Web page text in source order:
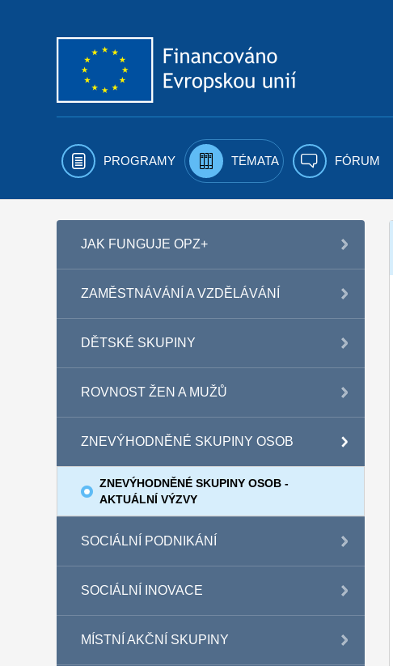
PROGRAMY TÉMATA FÓRUM
JAK FUNGUJE OPZ+
ZAMĚSTNÁVÁNÍ A VZDĚLÁVÁNÍ
DĚTSKÉ SKUPINY
ROVNOST ŽEN A MUŽŮ
ZNEVÝHODNĚNÉ SKUPINY OSOB
ZNEVÝHODNĚNÉ SKUPINY OSOB -
AKTUÁLNÍ VÝZVY
SOCIÁLNÍ PODNIKÁNÍ
SOCIÁLNÍ INOVACE
MÍSTNÍ AKČNÍ SKUPINY